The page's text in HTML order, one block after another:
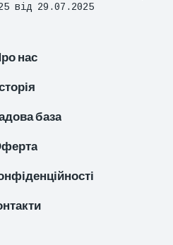
від 29.07.2025
нас
база